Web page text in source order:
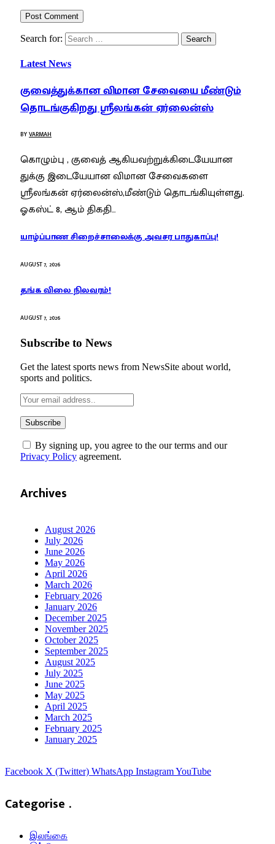
Search for:
Latest News
குவைத்துக்கான விமான சேவையை மீண்டும்
தொடங்குகிறது ஸ்ரீலங்கன் ஏர்லைன்ஸ்
BYVARMAH
கொழும்பு , குவைத் ஆகியவற்றுக்கிடையேயான
துக்கு இடையேயான விமான சேவைகளை
ஸ்ரீலங்கன் ஏர்லைன்ஸ்,மீண்டும் தொடங்கியுள்ளது.
ஓகஸ்ட் 8, ஆம் திகதி…
யாழ்ப்பாண சிறைச்சாலைக்கு அவசர பாதுகாப்பு!
AUGUST 7, 2026
தங்க விலை நிலவரம்!
AUGUST 7, 2026
Subscribe to News
Get the latest sports news from NewsSite about world,
sports and politics.
By signing up, you agree to the our terms and our
Privacy Policy agreement.
Archives
August 2026
July 2026
June 2026
May 2026
April 2026
March 2026
February 2026
January 2026
December 2025
November 2025
October 2025
September 2025
August 2025
July 2025
June 2025
May 2025
April 2025
March 2025
February 2025
January 2025
Facebook X (Twitter) WhatsApp InstagramYouTube
Categorise .
இலங்கை